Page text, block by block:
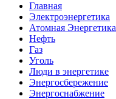
Главная
Электроэнергетика
Атомная Энергетика
Нефть
Газ
Уголь
Люди в энергетике
Энергосбережение
Энергоснабжение